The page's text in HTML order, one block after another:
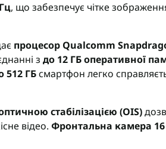
, що забезпечує чітке
процесор Qualcomm
з до 12 ГБ оперативної
512 ГБсмартфон легко
стабілізацією (OIS)
відео. Фронтальна камера